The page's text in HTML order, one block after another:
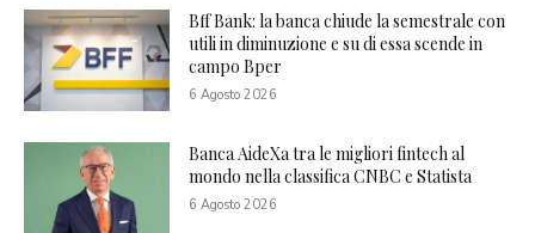
Bff Bank: la banca chiude la semestrale con
utili in diminuzione e su di essa scende in
campo Bper
6 Agosto 2026
Banca AideXa tra le migliori fintech al
mondo nella classifica CNBC e Statista
6 Agosto 2026